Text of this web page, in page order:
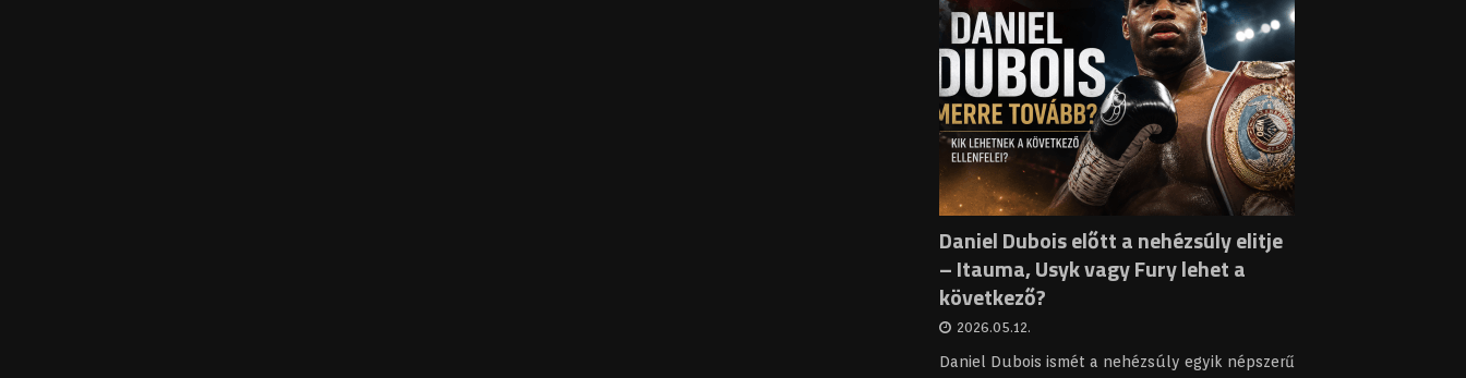
Daniel Dubois előtt a nehézsúly elitje
– Itauma, Usyk vagy Fury lehet a
következő?
2026.05.12.
Daniel Dubois ismét a nehézsúly egyik népszerű